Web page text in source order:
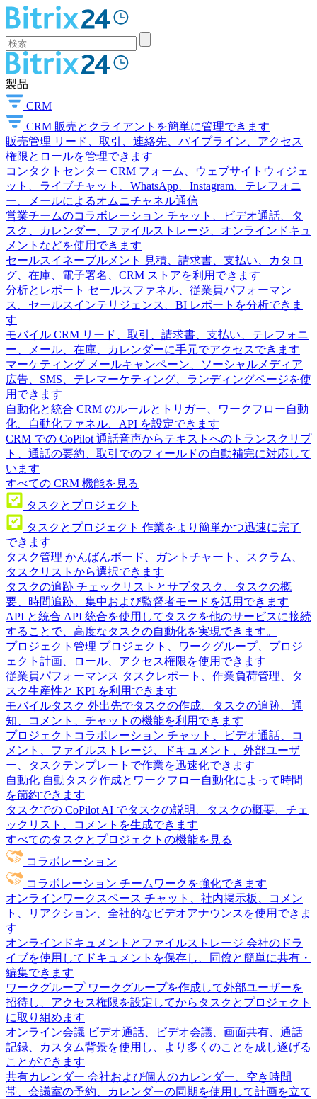
製品
CRM
CRM 販売とクライアントを簡単に管理できます
販売管理 リード、取引、連絡先、パイプライン、アクセス
権限とロールを管理できます
コンタクトセンター CRM フォーム、ウェブサイトウィジェ
ット、ライブチャット、WhatsApp、Instagram、テレフォニ
ー、メールによるオムニチャネル通信
営業チームのコラボレーション チャット、ビデオ通話、タ
スク、カレンダー、ファイルストレージ、オンラインドキュ
メントなどを使用できます
セールスイネーブルメント
見積、請求書、支払い、カタロ
グ、在庫、電子署名、CRM ストアを利用できます
分析とレポート セールスファネル、従業員パフォーマン
ス、セールスインテリジェンス、BI レポートを分析できま
す
モバイル CRM リード、取引、請求書、支払い、テレフォニ
ー、メール、在庫、カレンダーに手元でアクセスできます
マーケティング メールキャンペーン、ソーシャルメディア
広告、SMS、テレマーケティング、ランディングページを使
用できます
自動化と統合 CRM のルールとトリガー、ワークフロー自動
化、自動化ファネル、API を設定できます
CRM での CoPilot 通話音声からテキストへのトランスクリプ
ト、通話の要約、取引でのフィールドの自動補完に対応して
います
すべての CRM 機能を見る
タスクとプロジェクト
タスクとプロジェクト 作業をより簡単かつ迅速に完了
できます
タスク管理 かんばんボード、ガントチャート、スクラム、
タスクリストから選択できます
タスクの追跡 チェックリストとサブタスク、タスクの概
要、時間追跡、集中および監督者モードを活用できます
API と統合 API 統合を使用してタスクを他のサービスに接続
することで、高度なタスクの自動化を実現できます。
プロジェクト管理 プロジェクト、ワークグループ、プロジ
ェクト計画、ロール、アクセス権限を使用できます
従業員パフォーマンス タスクレポート、作業負荷管理、タ
スク生産性と KPI を利用できます
モバイルタスク 外出先でタスクの作成、タスクの追跡、通
知、コメント、チャットの機能を利用できます
プロジェクトコラボレーション チャット、ビデオ通話、コ
メント、ファイルストレージ、ドキュメント、外部ユーザ
ー、タスクテンプレートで作業を迅速化できます
自動化 自動タスク作成とワークフロー自動化によって時間
を節約できます
タスクでの CoPilot AI でタスクの説明、タスクの概要、チェ
ックリスト、コメントを生成できます
すべてのタスクとプロジェクトの機能を見る
コラボレーション
コラボレーション チームワークを強化できます
オンラインワークスペース チャット、社内掲示板、コメン
ト、リアクション、全社的なビデオアナウンスを使用できま
す
オンラインドキュメントとファイルストレージ 会社のドラ
イブを使用してドキュメントを保存し、同僚と簡単に共有・
編集できます
ワークグループ ワークグループを作成して外部ユーザーを
招待し、アクセス権限を設定してからタスクとプロジェクト
に取り組めます
オンライン会議 ビデオ通話、ビデオ会議、画面共有、通話
記録、カスタム背景を使用し、より多くのことを成し遂げる
ことができます
共有カレンダー 会社および個人のカレンダー、空き時間
帯、会議室の予約、カレンダーの同期を使用して計画を立て